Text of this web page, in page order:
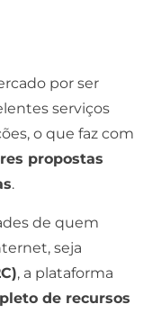
por ser
serviços
o que faz com
propostas
.
de quem
seja
, a plataforma
de recursos